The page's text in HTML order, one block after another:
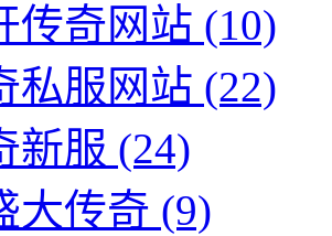
传奇网站 (10)
私服网站 (22)
新服 (24)
大传奇 (9)